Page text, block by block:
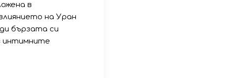
в
на Уран
бързата си
интимните